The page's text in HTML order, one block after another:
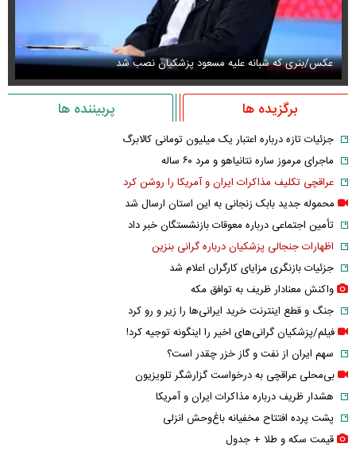
عکس/بنری که شبانه علیه مسعود پزشکیان نصب شد
برگزیده ها پربیننده ها
جزئیات تازه درباره اعتبار یک میلیون تومانی کالابرگ
ماجرای مرموز ساره نتانیاهو و مرد ۶۰ ساله
عراقچی تکلیف مذاکرات ایران و آمریکا را روشن کرد
محموله جدید بابک زنجانی به این استان ارسال شد
تأمین اجتماعی درباره معوقات بازنشستگان خبر داد
اظهارات جنجالی پزشکیان درباره گرانی بنزین
جزئیات بازنگری مزایای کارگران اعلام شد
واکنش معنادار ظریف به توافق مکه
جنگ و قطع اینترنت خرید ایرانی‌ها را زیر و رو کرد
فیلم/پزشکیان گرانی‌های اخیر را اینگونه توجیه کرد!
سهم ایران از نفت و گاز خزر چقدر است؟
بی‌محلی عراقچی به درخواست گزارشگر تلویزیون
هشدار ظریف درباره مذاکرات ایران و آمریکا
پشت پرده افتتاح مخفیانه باغ‌وحش انزلی
قیمت سکه و طلا + جدول